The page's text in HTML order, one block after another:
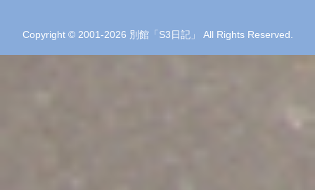
Copyright © 2001-2026 別館「S3日記」 All Rights Reserved.